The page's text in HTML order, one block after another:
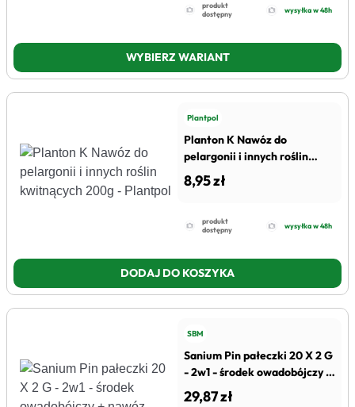
produkt
dostępny
wysyłka w 48h
WYBIERZ WARIANT
Plantpol
Planton K Nawóz do
pelargonii i innych roślin
kwitnących 200g - Plantpol
8,95 zł
produkt
dostępny
wysyłka w 48h
DODAJ DO KOSZYKA
SBM
Sanium Pin pałeczki 20 X 2 G
- 2w1 - środek owadobójczy +
nawóz
29,87 zł